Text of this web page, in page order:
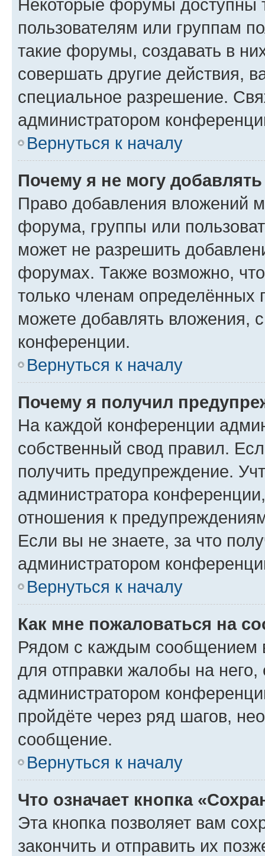
Некоторые форумы доступны
пользователям или группам
такие форумы, создавать в
совершать другие действия,
специальное разрешение.
администратором
Вернуться к началу
Почему я не могу
Право добавления вложений
форума, группы или
может не разрешить
форумах. Также возможно,
только членам определённых
можете добавлять вложения,
конференции.
Вернуться к началу
Почему я получил
На каждой конференции
собственный свод правил.
получить предупреждение.
администратора
отношения к
Если вы не знаете, за что
администратором
Вернуться к началу
Как мне пожаловаться на
Рядом с каждым сообщением
для отправки жалобы на
администратором
пройдёте через ряд шагов,
сообщение.
Вернуться к началу
Что означает кнопка
Эта кнопка позволяет вам
закончить и отправить их